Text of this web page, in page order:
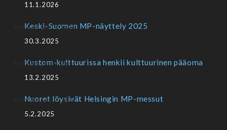
11.1.2026
Keski-Suomen MP-näyttely 2025
30.3.2025
Kustom-kulttuurissa henkii kulttuurinen pääoma
13.2.2025
Nuoret löysivät Helsingin MP-messut
5.2.2025